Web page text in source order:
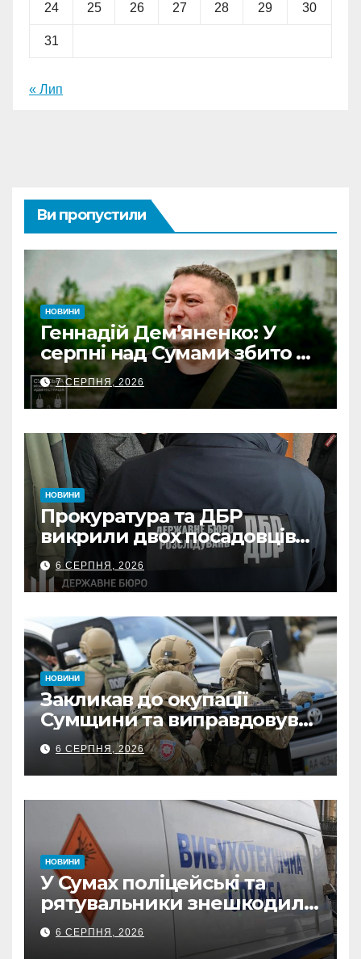
24 25 26 27 28 29 30
31
« Лип
Ви пропустили
НОВИНИ
Геннадій Дем’яненко: У
серпні над Сумами збито 6
КАБів
7 СЕРПНЯ, 2026
НОВИНИ
Прокуратура та ДБР
викрили двох посадовців
ДПС Сумщини на вимаганні
неправомірної вигоди у
ФОПа
6 СЕРПНЯ, 2026
НОВИНИ
Закликав до окупації
Сумщини та виправдовував
обстріли: СБУ викрила
прокремлівського агітатора
з Охтирки
6 СЕРПНЯ, 2026
НОВИНИ
У Сумах поліцейські та
рятувальники знешкодили
500-кілограмову авіабомбу
росіян
6 СЕРПНЯ, 2026